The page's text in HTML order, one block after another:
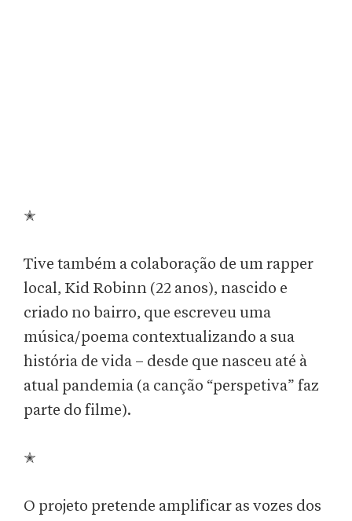
✭
Tive também a colaboração de um rapper
local, Kid Robinn (22 anos), nascido e
criado no bairro, que escreveu uma
música/poema contextualizando a sua
história de vida – desde que nasceu até à
atual pandemia (a canção “perspetiva” faz
parte do filme).
✭
O projeto pretende amplificar as vozes dos